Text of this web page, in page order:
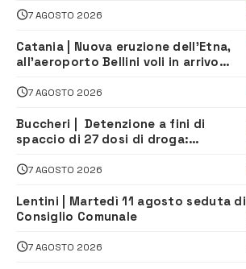
tutti
7 AGOSTO 2026
Catania | Nuova eruzione dell’Etna,
all’aeroporto Bellini voli in arrivo
7 AGOSTO 2026
Buccheri | Detenzione a fini di
spaccio di 27 dosi di droga:
7 AGOSTO 2026
Lentini | Martedì 11 agosto seduta di
Consiglio Comunale
7 AGOSTO 2026